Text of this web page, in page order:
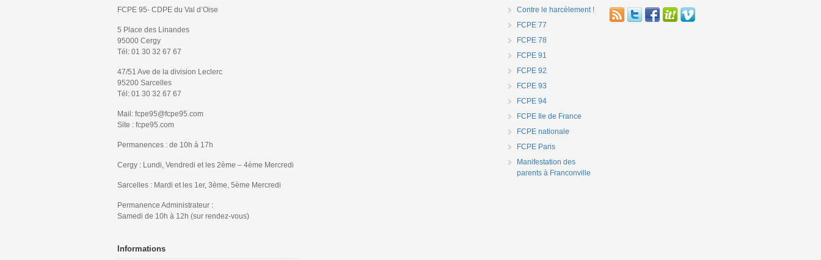
FCPE 95- CDPE du Val d’Oise
5 Place des Linandes
95000 Cergy
Tél: 01 30 32 67 67
47/51 Ave de la division Leclerc
95200 Sarcelles
Tél: 01 30 32 67 67
Mail: fcpe95@fcpe95.com
Site : fcpe95.com
Permanences : de 10h à 17h
Cergy : Lundi, Vendredi et les 2ème – 4ème Mercredi
Sarcelles : Mardi et les 1er, 3ème, 5ème Mercredi
Permanence Administrateur :
Samedi de 10h à 12h (sur rendez-vous)
Informations
Contre le harcèlement !
FCPE 77
FCPE 78
FCPE 91
FCPE 92
FCPE 93
FCPE 94
FCPE Ile de France
FCPE nationale
FCPE Paris
Manifestation des
parents à Franconville